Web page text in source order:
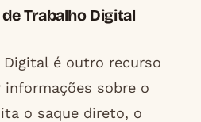
Trabalho Digital
Digital é outro recurso
sobre o
o saque direto, o